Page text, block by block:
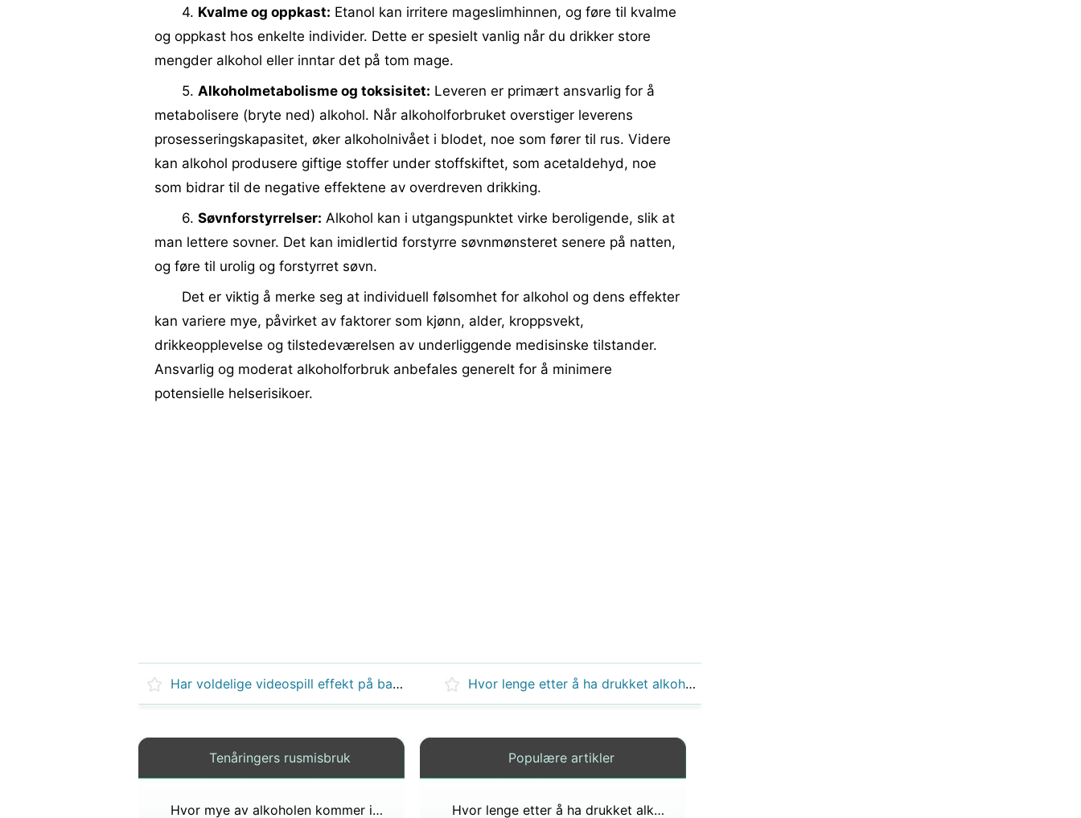
4. Kvalme og oppkast: Etanol kan irritere mageslimhinnen, og føre til kvalme
og oppkast hos enkelte individer. Dette er spesielt vanlig når du drikker store
mengder alkohol eller inntar det på tom mage.
5. Alkoholmetabolisme og toksisitet: Leveren er primært ansvarlig for å
metabolisere (bryte ned) alkohol. Når alkoholforbruket overstiger leverens
prosesseringskapasitet, øker alkoholnivået i blodet, noe som fører til rus. Videre
kan alkohol produsere giftige stoffer under stoffskiftet, som acetaldehyd, noe
som bidrar til de negative effektene av overdreven drikking.
6. Søvnforstyrrelser: Alkohol kan i utgangspunktet virke beroligende, slik at
man lettere sovner. Det kan imidlertid forstyrre søvnmønsteret senere på natten,
og føre til urolig og forstyrret søvn.
Det er viktig å merke seg at individuell følsomhet for alkohol og dens effekter
kan variere mye, påvirket av faktorer som kjønn, alder, kroppsvekt,
drikkeopplevelse og tilstedeværelsen av underliggende medisinske tilstander.
Ansvarlig og moderat alkoholforbruk anbefales generelt for å minimere
potensielle helserisikoer.
Har voldelige videospill effekt på barn? Hvor lenge etter å ha drukket alkohol bør du ta en blodprøve?
Tenåringers rusmisbruk
Hvor mye av alkoholen kommer inn i blodet?
Populære artikler
Hvor lenge etter å ha drukket alkohol bør du ta en blodprøve?